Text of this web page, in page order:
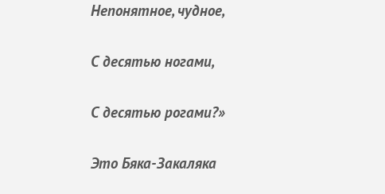
Непонятное, чудное,
С десятью ногами,
С десятью рогами?»
Это Бяка-Закаляка